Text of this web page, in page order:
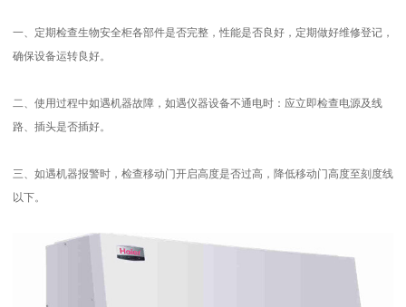
一、定期检查生物安全柜各部件是否完整，性能是否良好，定期做好维修登记，
确保设备运转良好。
二、使用过程中如遇机器故障，如遇仪器设备不通电时：应立即检查电源及线
路、插头是否插好。
三、如遇机器报警时，检查移动门开启高度是否过高，降低移动门高度至刻度线
以下。